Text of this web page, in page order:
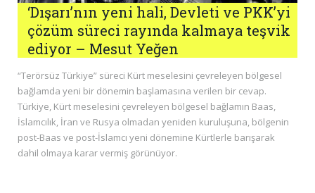
‘Dışarı’nın yeni hali, Devleti ve PKK’yi
çözüm süreci rayında kalmaya teşvik
ediyor – Mesut Yeğen
“Terörsüz Türkiye” süreci Kürt meselesini çevreleyen bölgesel
bağlamda yeni bir dönemin başlamasına verilen bir cevap.
Türkiye, Kürt meselesini çevreleyen bölgesel bağlamın Baas,
İslamcılık, İran ve Rusya olmadan yeniden kuruluşuna, bölgenin
post-Baas ve post-İslamcı yeni dönemine Kürtlerle barışarak
dahil olmaya karar vermiş görünüyor.